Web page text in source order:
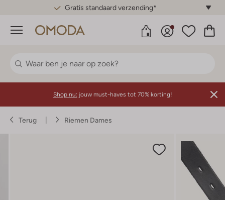
Gratis standaard verzending*
Menu
Shop nu: jouw must-haves tot 70% korting!
Terug Riemen Dames